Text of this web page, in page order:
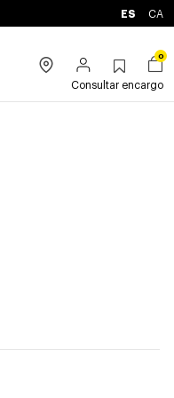
ES CA
0
Consultar encargo